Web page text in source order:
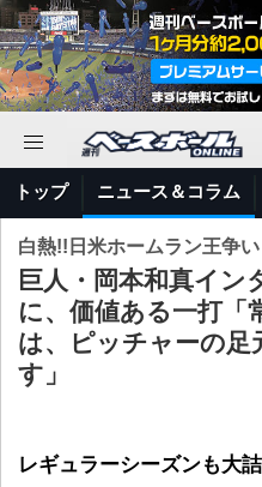
トップ ニュース＆コラム
白熱!!日米ホームラン王争
巨人・岡本和真イ
に、価値ある一打「
は、ピッチャーの足
す」
レギュラーシーズンも大